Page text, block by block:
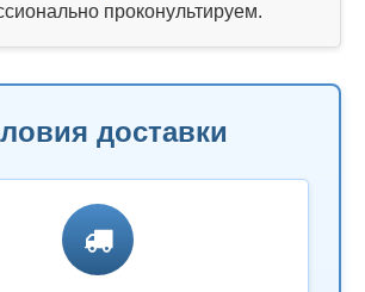
проконультируем.
доставки